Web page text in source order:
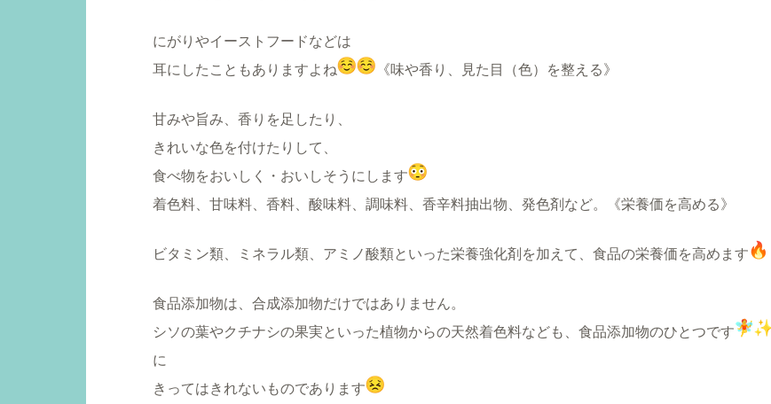
にがりやイーストフードなどは
耳にしたこともありますよね
《味や香り、見た目（色）を整える》
甘みや旨み、香りを足したり、
きれいな色を付けたりして、
食べ物をおいしく・おいしそうにします
着色料、甘味料、香料、酸味料、調味料、香辛料抽出物、発色剤など。
《栄養価を高める》
ビタミン類、ミネラル類、アミノ酸類といった栄養強化剤を加えて、食品の栄養価を高めます
食品添加物は、合成添加物だけではありません。
シソの葉やクチナシの果実といった植物からの天然着色料なども、食品添加物のひとつです
に
きってはきれないものであります